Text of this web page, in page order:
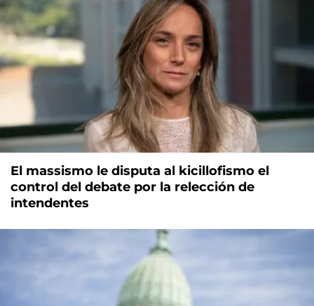
El massismo le disputa al kicillofismo el
control del debate por la relección de
intendentes